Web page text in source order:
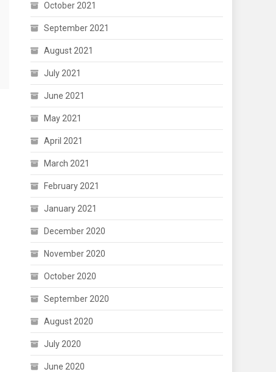
October 2021
September 2021
August 2021
July 2021
June 2021
May 2021
April 2021
March 2021
February 2021
January 2021
December 2020
November 2020
October 2020
September 2020
August 2020
July 2020
June 2020